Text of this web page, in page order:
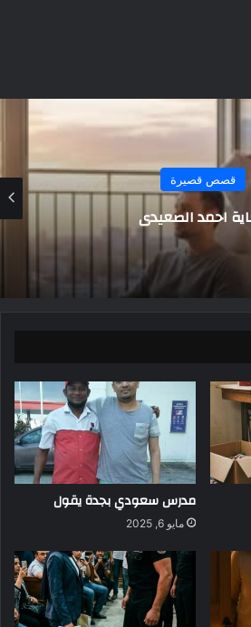
قصص قصيرة
وسقطت عصابة بأكملها
مدرس سعودي بجدة يقول
مايو 6, 2025